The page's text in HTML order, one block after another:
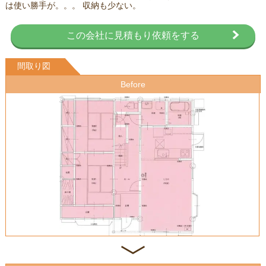
は使い勝手が。。。 収納も少ない。
この会社に見積もり依頼をする
間取り図
Before